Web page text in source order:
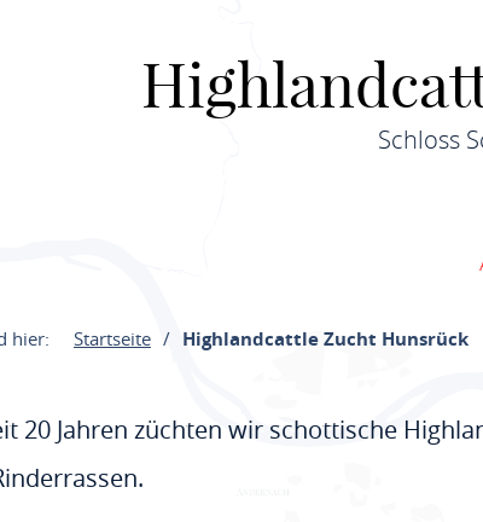
Schloss
hier: Startseite Highlandcattle Zucht Hunsrück
20 Jahren züchten wir schottische